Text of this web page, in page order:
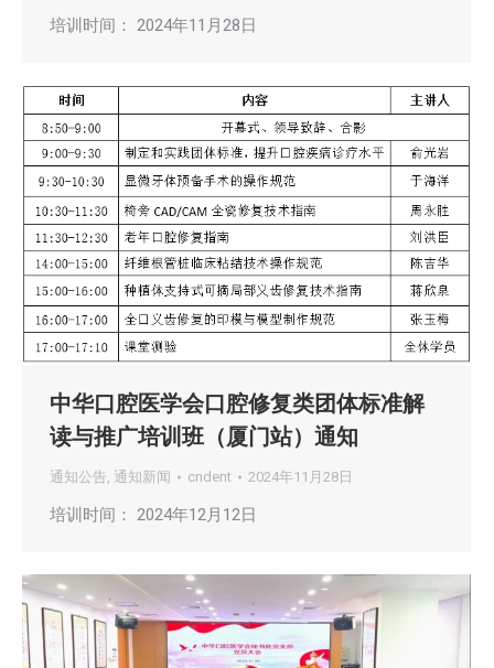
培训时间： 2024年11月28日
中华口腔医学会口腔修复类团体标准解
读与推广培训班（厦门站）通知
通知公告, 通知新闻 cndent 2024年11月28日
培训时间： 2024年12月12日